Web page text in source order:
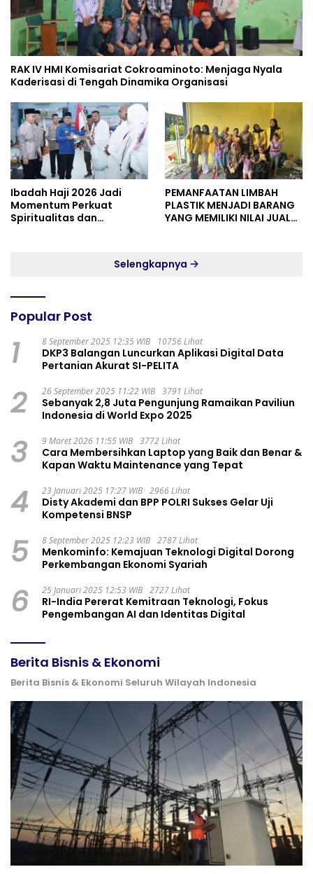
RAK IV HMI Komisariat Cokroaminoto: Menjaga Nyala
Kaderisasi di Tengah Dinamika Organisasi
Ibadah Haji 2026 Jadi
Momentum Perkuat
Spiritualitas dan
PEMANFAATAN LIMBAH
PLASTIK MENJADI BARANG
YANG MEMILIKI NILAI JUAL
Selengkapnya
Popular Post
1 8 September 2025 12:35 WIB 10756 Lihat
DKP3 Balangan Luncurkan Aplikasi Digital Data
Pertanian Akurat SI-PELITA
2 26 September 2025 11:22 WIB 3791 Lihat
Sebanyak 2,8 Juta Pengunjung Ramaikan Paviliun
Indonesia di World Expo 2025
3 9 Maret 2026 11:55 WIB 3772 Lihat
Cara Membersihkan Laptop yang Baik dan Benar &
Kapan Waktu Maintenance yang Tepat
4 23 Januari 2025 17:27 WIB 2966 Lihat
Disty Akademi dan BPP POLRI Sukses Gelar Uji
Kompetensi BNSP
5 8 September 2025 12:23 WIB 2787 Lihat
Menkominfo: Kemajuan Teknologi Digital Dorong
Perkembangan Ekonomi Syariah
6 25 Januari 2025 12:53 WIB 2727 Lihat
RI-India Pererat Kemitraan Teknologi, Fokus
Pengembangan AI dan Identitas Digital
Berita Bisnis & Ekonomi
Berita Bisnis & Ekonomi Seluruh Wilayah Indonesia